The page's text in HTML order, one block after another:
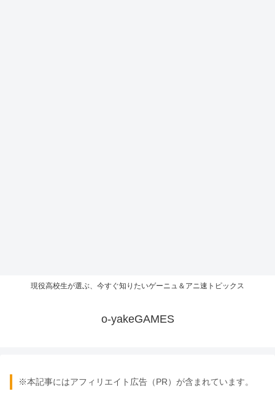
現役高校生が選ぶ、今すぐ知りたいゲーニュ＆アニ速トピックス
o-yakeGAMES
※本記事にはアフィリエイト広告（PR）が含まれています。